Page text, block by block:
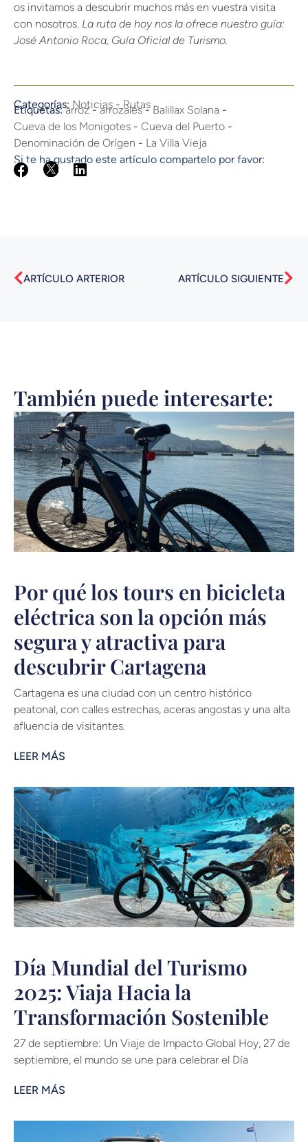
os invitamos a descubrir muchos más en vuestra visita
con nosotros. La ruta de hoy nos la ofrece nuestro guía:
José Antonio Roca, Guía Oficial de Turismo.
Categorías: Noticias- Rutas
Etiquetas:arroz-arrozales- Balillax Solana -
Cueva de los Monigotes - Cueva del Puerto -
Denominación de Orígen - La Villa Vieja
Si te ha gustado este artículo compartelo por favor:
Ant
ARTÍCULO ARTERIOR ARTÍCULO SIGUIENTE
También puede interesarte:
Por qué los tours en bicicleta
eléctrica son la opción más
segura y atractiva para
descubrir Cartagena
Cartagena es una ciudad con un centro histórico
peatonal, con calles estrechas, aceras angostas y una alta
afluencia de visitantes.
LEER MÁS
Día Mundial del Turismo
2025: Viaja Hacia la
Transformación Sostenible
27 de septiembre: Un Viaje de Impacto Global Hoy, 27 de
septiembre, el mundo se une para celebrar el Día
LEER MÁS